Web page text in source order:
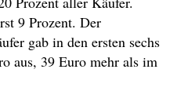
9 Prozent. Der
gab in den ersten sechs
aus, 39 Euro mehr als im